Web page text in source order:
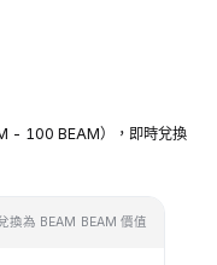
- 100 BEAM），即時兌換
換為 BEAM BEAM 價值